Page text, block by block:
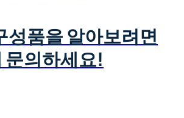
성품을 알아보려면
문의하세요!